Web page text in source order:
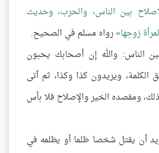
بين الناس، والحرب، وحديث
زوجها رواه مسلم في الصحيح.
الناس: والله إن أصحابك يحبون
ويريدون كذا وكذا، ثم أتى
ومقصده الخير والإصلاح فلا بأس
أن يقتل شخصا ظلما أو يظلمه في